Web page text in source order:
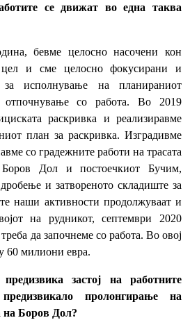
се движат во една таква
бевме целосно насочени кон
цел и сме целосно фокусирани и
исполнување на планираниот
отпочнување со работа. Во 2019
раскривка и реализиравме
план за раскривка. Изградивме
со градежните работи на трасата
Дол и постоечкиот Бучим,
и затвореното складиште за
наши активности продолжуваат и
на рудникот, септември 2020
да започнеме со работа. Во овој
60 милиони евра.
застој на работните
пролонгирање на
на Боров Дол?